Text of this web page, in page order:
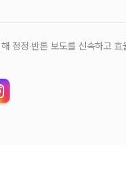
정정‧반론 보도를 신속하고